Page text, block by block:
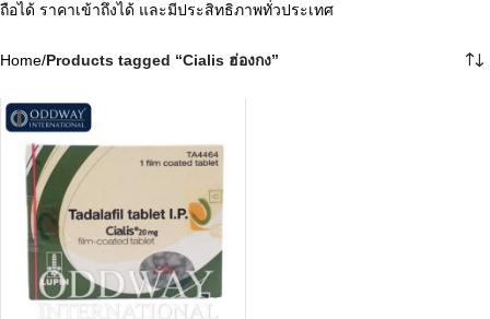
ถือได้ ราคาเข้าถึงได้ และมีประสิทธิภาพทั่วประเทศ
Home/Products tagged “Cialis ฮ่องกง”